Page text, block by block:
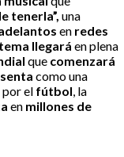
tenerla”, una
en redes
tema llegará en plena
que comenzará
como una
por el fútbol , la
en millones de